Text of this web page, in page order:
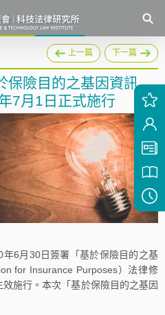
上一篇 下一篇
保險目的之基因資訊
7月1日正式施行
6月30日簽署「基於保險目的之基
for Insurance Purposes）法律修
施行。本次「基於保險目的之基因